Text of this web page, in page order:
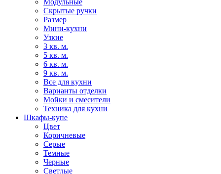
Модульные
Скрытые ручки
Размер
Мини-кухни
Узкие
3 кв. м.
5 кв. м.
6 кв. м.
9 кв. м.
Все для кухни
Варианты отделки
Мойки и смесители
Техника для кухни
Шкафы-купе
Цвет
Коричневые
Серые
Темные
Черные
Светлые